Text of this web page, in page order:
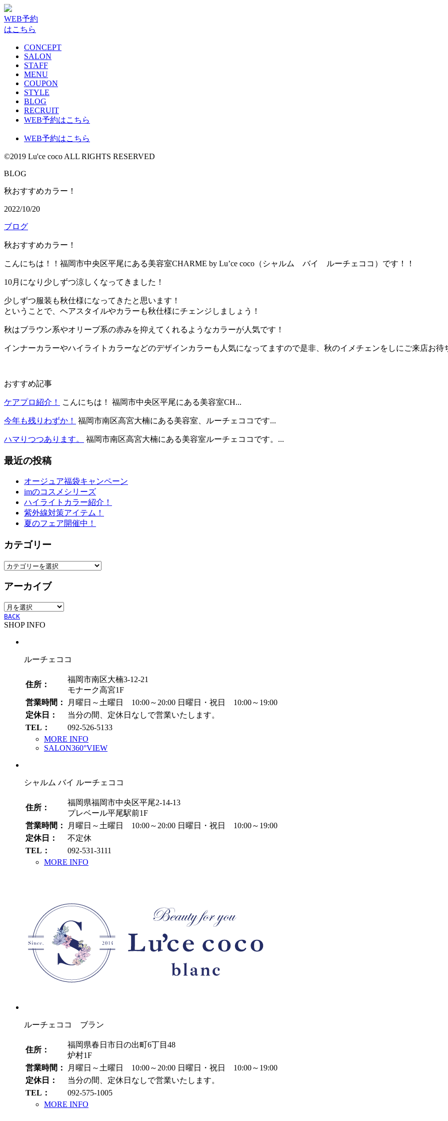
WEB予約
はこちら
CONCEPT
SALON
STAFF
MENU
COUPON
STYLE
BLOG
RECRUIT
WEB予約はこちら
WEB予約はこちら
©2019 Lu'ce coco ALL RIGHTS RESERVED
BLOG
秋おすすめカラー！
2022/10/20
ブログ
秋おすすめカラー！
こんにちは！！福岡市中央区平尾にある美容室CHARME by Lu’ce coco（シャルム バイ ルーチェココ）です！！
10月になり少しずつ涼しくなってきました！
少しずつ服装も秋仕様になってきたと思います！
ということで、ヘアスタイルやカラーも秋仕様にチェンジしましょう！
秋はブラウン系やオリーブ系の赤みを抑えてくれるようなカラーが人気です！
インナーカラーやハイライトカラーなどのデザインカラーも人気になってますので是非、秋のイメチェンをしにご来店お待
おすすめ記事
ケアプロ紹介！ こんにちは！ 福岡市中央区平尾にある美容室CH...
今年も残りわずか！ 福岡市南区高宮大楠にある美容室、ルーチェココです...
ハマりつつあります。 福岡市南区高宮大楠にある美容室ルーチェココです。...
最近の投稿
オージュア福袋キャンペーン
imのコスメシリーズ
ハイライトカラー紹介！
紫外線対策アイテム！
夏のフェア開催中！
カテゴリー
カ
ゴ
ー
アーカイブ
ア
ー
カ
BACK
SHOP INFO
ルーチェココ
住所：
福岡市南区大楠3-12-21
モナーク高宮1F
営業時間：
月曜日～土曜日 10:00～20:00 日曜日・祝日 10:00～19:00
定休日：
当分の間、定休日なしで営業いたします。
TEL：
092-526-5133
MORE INFO
SALON360°VIEW
シャルム バイ ルーチェココ
住所：
福岡県福岡市中央区平尾2-14-13
プレベール平尾駅前1F
営業時間：
月曜日～土曜日 10:00～20:00 日曜日・祝日 10:00～19:00
定休日：
不定休
TEL：
092-531-3111
MORE INFO
ルーチェココ ブラン
住所：
福岡県春日市日の出町6丁目48
炉村1F
営業時間：
月曜日～土曜日 10:00～20:00 日曜日・祝日 10:00～19:00
定休日：
当分の間、定休日なしで営業いたします。
TEL：
092-575-1005
MORE INFO